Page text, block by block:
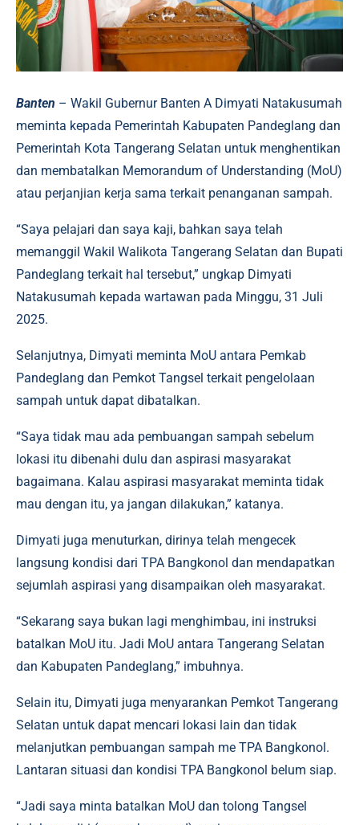
Banten – Wakil Gubernur Banten A Dimyati Natakusumah
meminta kepada Pemerintah Kabupaten Pandeglang dan
Pemerintah Kota Tangerang Selatan untuk menghentikan
dan membatalkan Memorandum of Understanding (MoU)
atau perjanjian kerja sama terkait penanganan sampah.
“Saya pelajari dan saya kaji, bahkan saya telah
memanggil Wakil Walikota Tangerang Selatan dan Bupati
Pandeglang terkait hal tersebut,” ungkap Dimyati
Natakusumah kepada wartawan pada Minggu, 31 Juli
2025.
Selanjutnya, Dimyati meminta MoU antara Pemkab
Pandeglang dan Pemkot Tangsel terkait pengelolaan
sampah untuk dapat dibatalkan.
“Saya tidak mau ada pembuangan sampah sebelum
lokasi itu dibenahi dulu dan aspirasi masyarakat
bagaimana. Kalau aspirasi masyarakat meminta tidak
mau dengan itu, ya jangan dilakukan,” katanya.
Dimyati juga menuturkan, dirinya telah mengecek
langsung kondisi dari TPA Bangkonol dan mendapatkan
sejumlah aspirasi yang disampaikan oleh masyarakat.
“Sekarang saya bukan lagi menghimbau, ini instruksi
batalkan MoU itu. Jadi MoU antara Tangerang Selatan
dan Kabupaten Pandeglang,” imbuhnya.
Selain itu, Dimyati juga menyarankan Pemkot Tangerang
Selatan untuk dapat mencari lokasi lain dan tidak
melanjutkan pembuangan sampah me TPA Bangkonol.
Lantaran situasi dan kondisi TPA Bangkonol belum siap.
“Jadi saya minta batalkan MoU dan tolong Tangsel